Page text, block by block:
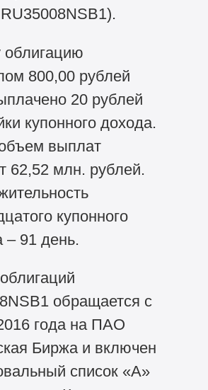
облигацию
800,00 рублей
20 рублей
купонного дохода.
выплат
62,52 млн. рублей.
купонного
– 91 день.
обращается с
года на ПАО
Биржа и включен
список «А»